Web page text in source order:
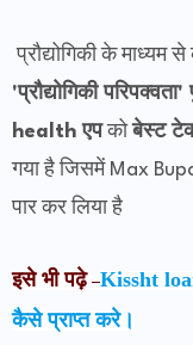
प्रौद्योगिकी के
'प्रौद्योगिकी
health एपकोबेस्ट
गया है जिसमें Max
पार कर लिया है
इसे भी पढ़े–Kissht
कैसे प्राप्त करे।